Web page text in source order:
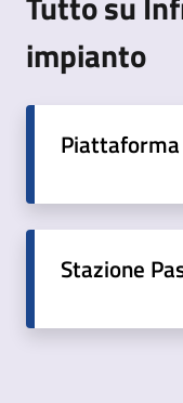
impianto
Piattaforma
Stazione